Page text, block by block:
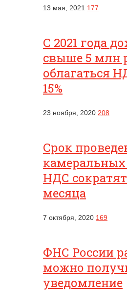
13 мая, 2021 177
С 2021 года
свыше 5 млн
облагаться
15%
23 ноября, 2020 208
Срок
НДС
месяца
7 октября, 2020 169
ФНС России
можно
уведомление